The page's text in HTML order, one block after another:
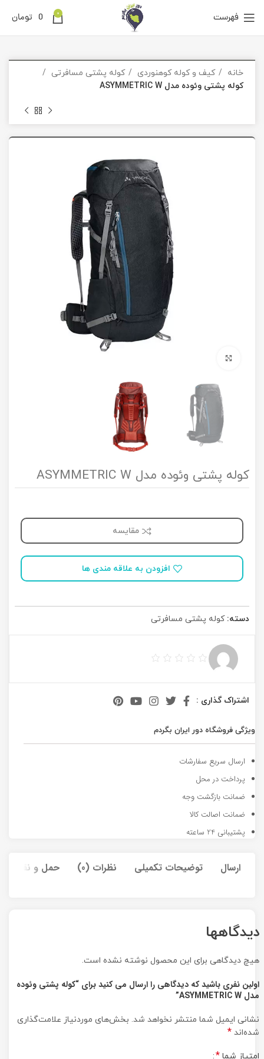
فهرست 0
0 تومان
خانه کیف و کوله کوهنوردی
کوله پشتی مسافرتی
کوله پشتی وئوده مدل ASYMMETRIC W
کوله پشتی وئوده مدل ASYMMETRIC W
مقایسه
افزودن به علاقه مندی ها
دسته: کوله پشتی مسافرتی
اشتراک گذاری :
ویژگی فروشگاه دور ایران بگردم
ارسال سریع سفارشات
پرداخت در محل
ضمانت بازگشت وجه
ضمانت اصالت کالا
پشتیبانی 24 ساعته
ارسال توضیحات تکمیلی نظرات (0) حمل و نقل کالا
دیدگاهها
هیچ دیدگاهی برای این محصول نوشته نشده است.
اولین نفری باشید که دیدگاهی را ارسال می کنید برای “کوله پشتی وئوده
مدل ASYMMETRIC W”
نشانی ایمیل شما منتشر نخواهد شد. بخش‌های موردنیاز علامت‌گذاری
شده‌اند *
امتیاز شما *